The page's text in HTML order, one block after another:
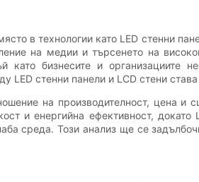
в технологии като LED стенни
на медии и търсенето на
като бизнесите и организациите
стенни панели и LCD стени
на производителност, цена и
и енергийна ефективност, докато
среда. Този анализ ще се